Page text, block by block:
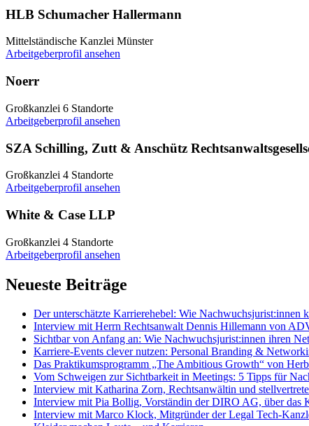
HLB Schumacher Hallermann
Mittelständische Kanzlei Münster
Arbeitgeberprofil ansehen
Noerr
Großkanzlei 6 Standorte
Arbeitgeberprofil ansehen
SZA Schilling, Zutt & Anschütz
Großkanzlei 4 Standorte
Arbeitgeberprofil ansehen
White & Case LLP
Großkanzlei 4 Standorte
Arbeitgeberprofil ansehen
Neueste Beiträge
Der unterschätzte Karrierehebel: Wie Nachwuchsjurist:innen
Interview mit Herrn Rechtsanwalt Dennis Hillemann von
Sichtbar von Anfang an: Wie Nachwuchsjurist:innen ihren
Karriere-Events clever nutzen: Personal Branding &
Das Praktikumsprogramm „The Ambitious Growth“ von
Vom Schweigen zur Sichtbarkeit in Meetings: 5 Tipps für
Interview mit Katharina Zorn, Rechtsanwältin und
Interview mit Pia Bollig, Vorständin der DIRO AG, über
Interview mit Marco Klock, Mitgründer der Legal Tech-